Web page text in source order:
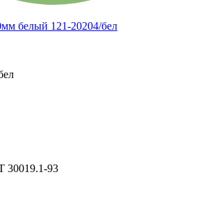
белый 121-20204/бел
30019.1-93